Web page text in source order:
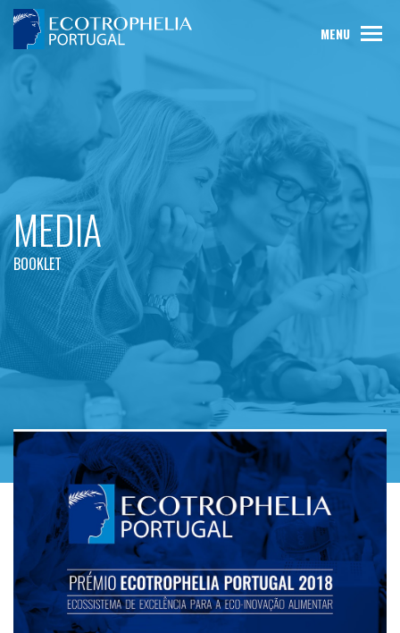
MENU
MEDIA
BOOKLET